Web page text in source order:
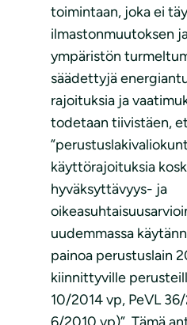
toimintaan, joka ei
ilmastonmuutoksen
ympäristön
säädettyjä
rajoituksia ja
todetaan tiivistäen,
käyttörajoituksia
hyväksyttävyys- ja
uudemmassa
painoa perustuslain
kiinnittyville
10/2014 vp, PeVL